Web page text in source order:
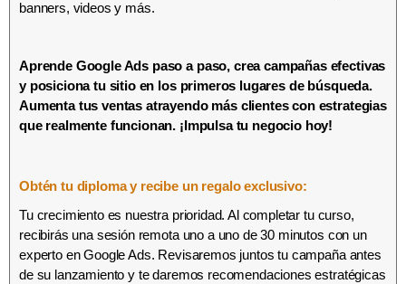
banners, videos y más.
Aprende Google Ads paso a paso, crea campañas efectivas
y posiciona tu sitio en los primeros lugares de búsqueda.
Aumenta tus ventas atrayendo más clientes con estrategias
que realmente funcionan. ¡Impulsa tu negocio hoy!
Obtén tu diploma y recibe un regalo exclusivo:
Tu crecimiento es nuestra prioridad. Al completar tu curso,
recibirás una sesión remota uno a uno de 30 minutos con un
experto en Google Ads. Revisaremos juntos tu campaña antes
de su lanzamiento y te daremos recomendaciones estratégicas